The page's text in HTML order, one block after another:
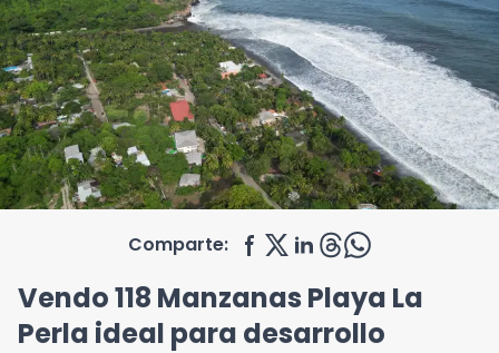
Comparte:
Vendo 118 Manzanas Playa La
Perla ideal para desarrollo